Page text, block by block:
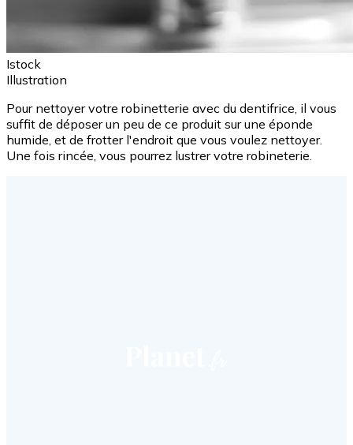
Istock
Illustration
Pour nettoyer votre robinetterie avec du dentifrice, il vous
suffit de déposer un peu de ce produit sur une éponde
humide, et de frotter l'endroit que vous voulez nettoyer.
Une fois rincée, vous pourrez lustrer votre robineterie.